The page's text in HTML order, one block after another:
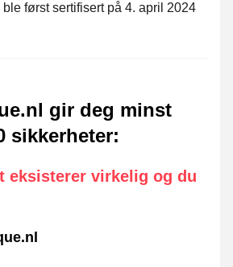
først sertifisert på 4. april 2024
gir deg minst
sikkerheter:
eksisterer virkelig og du